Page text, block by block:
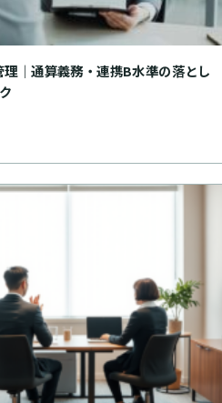
｜通算義務・連携B水準の落とし